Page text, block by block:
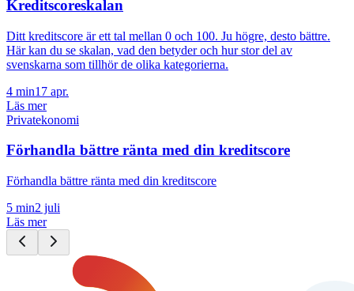
Kreditscoreskalan
Ditt kreditscore är ett tal mellan 0 och 100. Ju högre, desto bättre.
Här kan du se skalan, vad den betyder och hur stor del av
svenskarna som tillhör de olika kategorierna.
4 min17 apr.
Läs mer
Privatekonomi
Förhandla bättre ränta med din kreditscore
Förhandla bättre ränta med din kreditscore
5 min2 juli
Läs mer